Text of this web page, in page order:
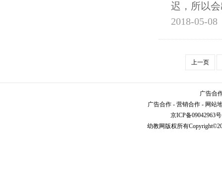
迟，所以
2018-05-08
上一页
广告合
广告合作 - 营销合作 - 网站
京ICP备09042963
幼教网版权所有